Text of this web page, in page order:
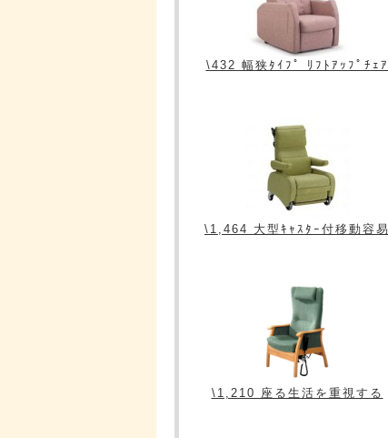
\432 幅狭ﾀｲﾌﾟ ﾘﾌﾄｱｯﾌﾟﾁｪｱ
\1,464 大型ｷｬｽﾀｰ付移動容易
\1,210 座る生活を重視する